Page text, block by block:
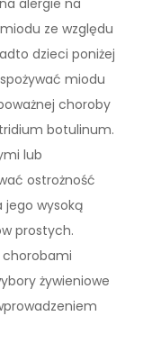
alergie na
ze względu
dzieci poniżej
miodu
choroby
botulinum.
lub
ostrożność
jego wysoką
prostych.
chorobami
żywieniowe